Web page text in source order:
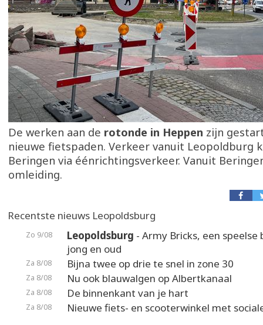
De werken aan de rotonde in Heppen zijn
nieuwe fietspaden. Verkeer vanuit Leopoldburg
Beringen via éénrichtingsverkeer. Vanuit
omleiding.
Recentste nieuws Leopoldsburg
Zo 9/08 Leopoldsburg - Army Bricks, een speelse
jong en oud
Za 8/08 Bijna twee op drie te snel in zone 30
Za 8/08 Nu ook blauwalgen op Albertkanaal
Za 8/08 De binnenkant van je hart
Za 8/08 Nieuwe fiets- en scooterwinkel met